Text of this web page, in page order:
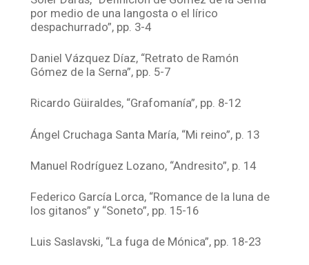
por medio de una langosta o el lírico
despachurrado”, pp. 3-4
Daniel Vázquez Díaz, “Retrato de Ramón
Gómez de la Serna”, pp. 5-7
Ricardo Güiraldes, “Grafomanía”, pp. 8-12
Ángel Cruchaga Santa María, “Mi reino”, p. 13
Manuel Rodríguez Lozano, “Andresito”, p. 14
Federico García Lorca, “Romance de la luna de
los gitanos” y “Soneto”, pp. 15-16
Luis Saslavski, “La fuga de Mónica”, pp. 18-23